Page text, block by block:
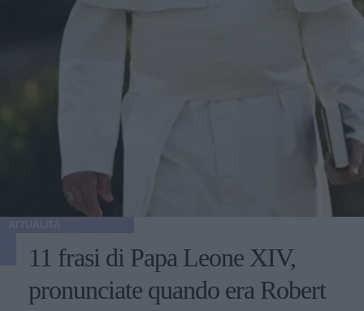
11 frasi di Papa Leone XIV,
pronunciate quando era Robert